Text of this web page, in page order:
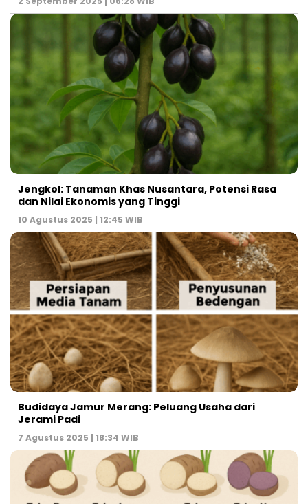
Jengkol: Tanaman Khas Nusantara, Potensi Rasa
dan Nilai Ekonomis yang Tinggi
10 Agustus 2025 | 12:45 WIB
Budidaya Jamur Merang: Peluang Usaha dari
Jerami Padi
7 Agustus 2025 | 18:34 WIB